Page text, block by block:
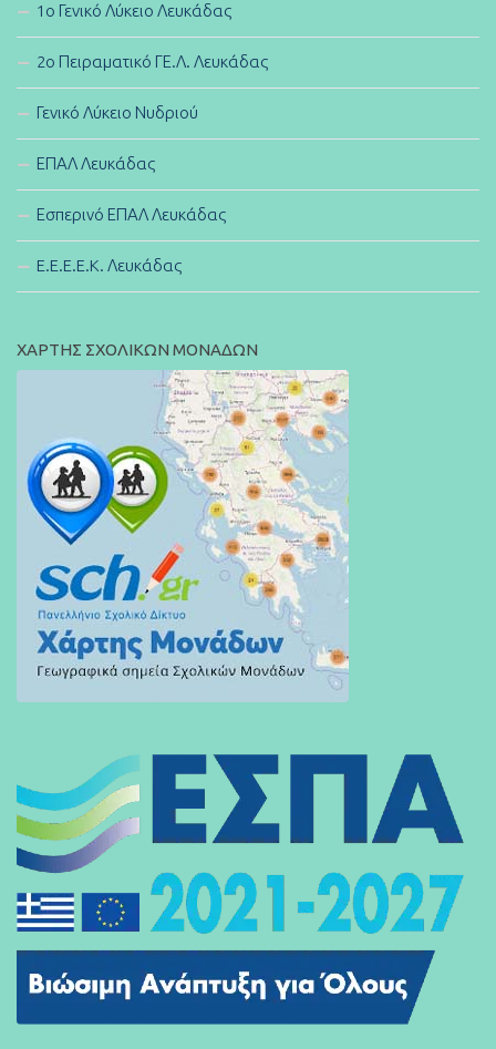
1ο Γενικό Λύκειο Λευκάδας
2ο Πειραματικό ΓΕ.Λ. Λευκάδας
Γενικό Λύκειο Νυδριού
ΕΠΑΛ Λευκάδας
Εσπερινό ΕΠΑΛ Λευκάδας
E.E.E.E.K. Λευκάδας
ΧΑΡΤΗΣ ΣΧΟΛΙΚΩΝ ΜΟΝΑΔΩΝ